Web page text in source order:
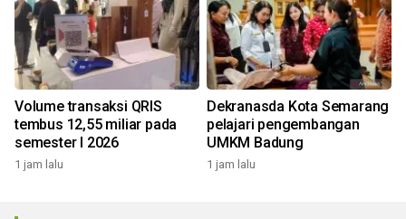
Volume transaksi QRIS
tembus 12,55 miliar pada
semester I 2026
1 jam lalu
Dekranasda Kota Semarang
pelajari pengembangan
UMKM Badung
1 jam lalu